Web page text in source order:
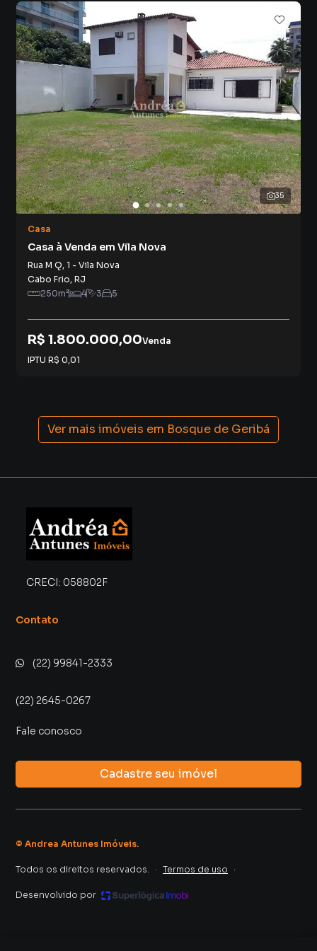
Búzios, o que aumenta muito o número de contatos
interessados e tendo como consequência uma maior
chance de vender ou alugar seu imóvel mais rápido.
Contamos também com um time de programadores,
corretores treinados e uma central de atendimento
preparada para atender proprietários e inquilinos.
35
Casa
Casa à Venda em Vila Nova
Rua M Q, 1 - Vila Nova
Cabo Frio, RJ
250m² 4 3 5
R$ 1.800.000,00Venda
IPTU R$ 0,01
Ver mais imóveis em Bosque de Geribá
CRECI: 058802F
Contato
(22) 99841-2333
(22) 2645-0267
Fale conosco
Cadastre seu imóvel
© Andrea Antunes Imóveis.
Todos os direitos reservados. · Termos de uso ·
Desenvolvido por